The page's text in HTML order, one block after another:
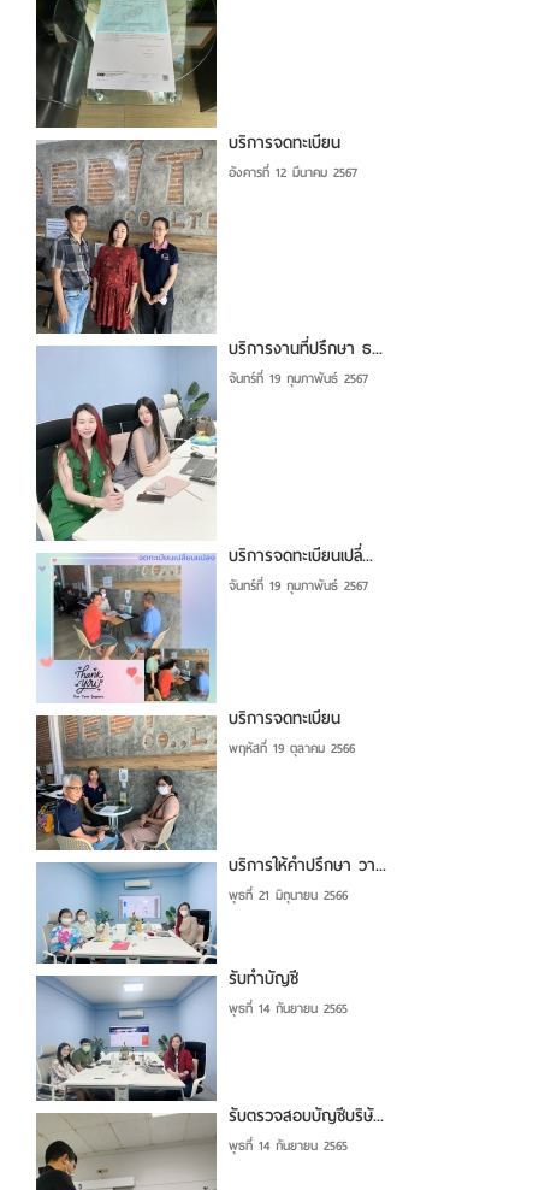
บริการจดทะเบียน
อังคารที่ 12 มีนาคม 2567
บริการงานที่ปรึกษา ธ...
จันทร์ที่ 19 กุมภาพันธ์ 2567
บริการจดทะเบียนเปลี่...
จันทร์ที่ 19 กุมภาพันธ์ 2567
บริการจดทะเบียน
พฤหัสที่ 19 ตุลาคม 2566
บริการให้คำปรึกษา วา...
พุธที่ 21 มิถุนายน 2566
รับทำบัญชี
พุธที่ 14 กันยายน 2565
รับตรวจสอบบัญชีบริษั...
พุธที่ 14 กันยายน 2565